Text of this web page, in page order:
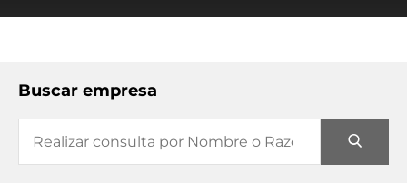
Buscar empresa